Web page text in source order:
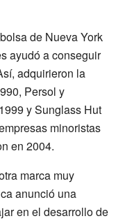
de Nueva York
ayudó a conseguir
adquirieron la
Persol y
y Sunglass Hut
minoristas
en 2004.
marca muy
anunció una
en el desarrollo de